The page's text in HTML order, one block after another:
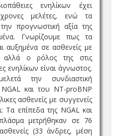
ενηλίκων έχει
μελέτες, ενώ τα
προγνωστική αξία της
Γνωρίζουμε πως τα
αυξημένα σε ασθενείς με
αλλά ο ρόλος της στις
ενηλίκων είναι άγνωστος.
την συνδιαστική
NGAL και του ΝΤ-proBNP
ασθενείς με συγγενείς
Τα επίπεδα της NGAL και
μετρήθηκαν σε 76
(33 άνδρες, μέση